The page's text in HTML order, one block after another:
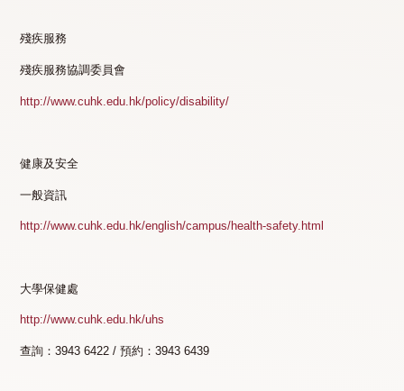
殘疾服務
殘疾服務協調委員會
http://www.cuhk.edu.hk/policy/disability/
健康及安全
一般資訊
http://www.cuhk.edu.hk/english/campus/health-safety.html
大學保健處
http://www.cuhk.edu.hk/uhs
查詢：3943 6422 / 預約：3943 6439